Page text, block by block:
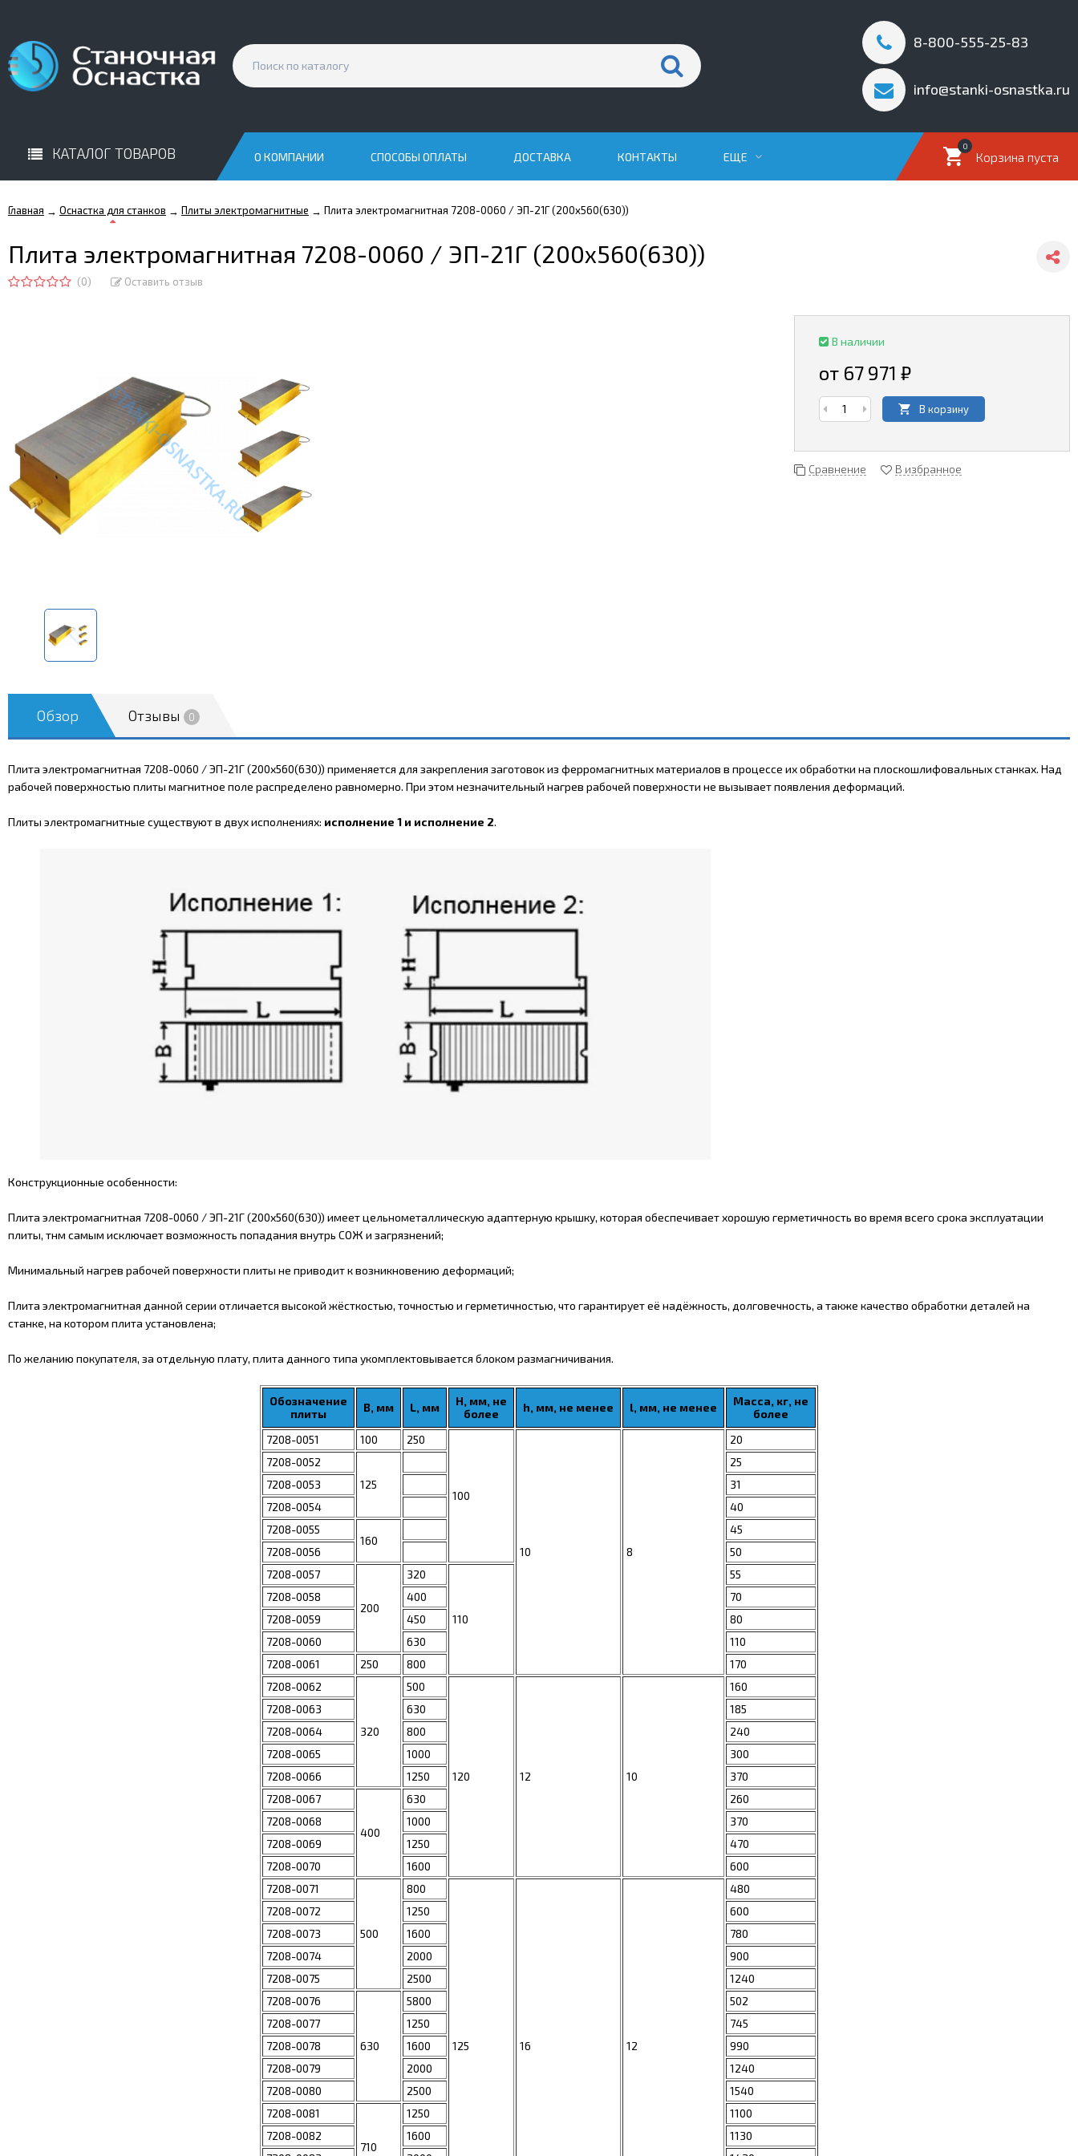
8-800-555-25-83
info@stanki-osnastka.ru
КАТАЛОГ ТОВАРОВ Корзина пуста
0
О КОМПАНИИ СПОСОБЫ ОПЛАТЫ ДОСТАВКА КОНТАКТЫ ЕЩЕ
Главная → Оснастка для станков → Плиты электромагнитные → Плита электромагнитная 7208-0060 / ЭП-21Г (200х560(630))
Плита электромагнитная 7208-0060 / ЭП-21Г (200х560(630))
(0) Оставить отзыв
В наличии
от 67 971 ₽
В корзину
Сравнение В избранное
Обзор Отзывы 0
Плита электромагнитная 7208-0060 / ЭП-21Г (200х560(630)) применяется для закрепления заготовок из ферромагнитных материалов в процессе их обработки на плоскошлифовальных станках. Над
рабочей поверхностью плиты магнитное поле распределено равномерно. При этом незначительный нагрев рабочей поверхности не вызывает появления деформаций.
Плиты электромагнитные существуют в двух исполнениях: исполнение 1 и исполнение 2.
Конструкционные особенности:
Плита электромагнитная 7208-0060 / ЭП-21Г (200х560(630)) имеет цельнометаллическую адаптерную крышку, которая обеспечивает хорошую герметичность во время всего срока эксплуатации
плиты, тнм самым исключает возможность попадания внутрь СОЖ и загрязнений;
Минимальный нагрев рабочей поверхности плиты не приводит к возникновению деформаций;
Плита электромагнитная данной серии отличается высокой жёсткостью, точностью и герметичностью, что гарантирует её надёжность, долговечность, а также качество обработки деталей на
станке, на котором плита установлена;
По желанию покупателя, за отдельную плату, плита данного типа укомплектовывается блоком размагничивания.
Обозначение
плиты
B, мм L, мм
H, мм, не
более
h, мм, не менее l, мм, не менее
Масса, кг, не
более
7208-0051
100 250
100
10 8
20
7208-0052
125
25
7208-0053
31
7208-0054
40
7208-0055
160
45
7208-0056
50
7208-0057
200
320
110
55
7208-0058
400
70
7208-0059
450
80
7208-0060
630
110
7208-0061
250 800
170
7208-0062
320
500
120 12 10
160
7208-0063
630
185
7208-0064
800
240
7208-0065
1000
300
7208-0066
1250
370
7208-0067
400
630
260
7208-0068
1000
370
7208-0069
1250
470
7208-0070
1600
600
7208-0071
500
800
125 16 12
480
7208-0072
1250
600
7208-0073
1600
780
7208-0074
2000
900
7208-0075
2500
1240
7208-0076
630
5800
502
7208-0077
1250
745
7208-0078
1600
990
7208-0079
2000
1240
7208-0080
2500
1540
7208-0081
710
1250
1100
7208-0082
1600
1130